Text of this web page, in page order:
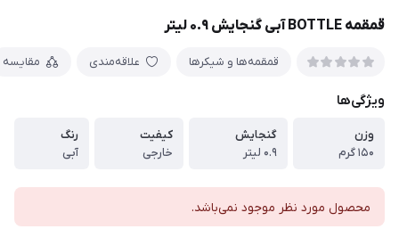
قمقمه BOTTLE آبی گنجایش ۰.۹ لیتر
قمقمه‌ها و شیکرها علاقه‌مندی مقایسه
ویژگی‌ها
وزن
۱۵۰ گرم
گنجایش
۰.۹ لیتر
کیفیت
خارجی
رنگ
آبی
محصول مورد نظر موجود نمی‌باشد.